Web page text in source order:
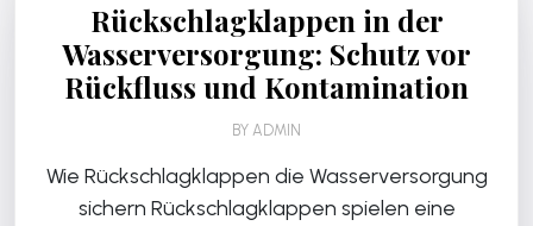
Rückschlagklappen in der
Wasserversorgung: Schutz vor
Rückfluss und Kontamination
BY ADMIN
Wie Rückschlagklappen die Wasserversorgung
sichern Rückschlagklappen spielen eine